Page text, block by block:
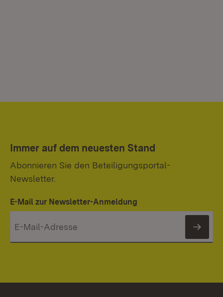
Immer auf dem neuesten Stand
Abonnieren Sie den Beteiligungsportal-
Newsletter.
E-Mail zur Newsletter-Anmeldung